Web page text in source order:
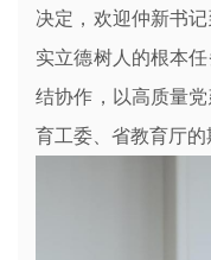
决定，欢迎仲新书
实立德树人的根本
结协作，以高质量
育工委、省教育厅的